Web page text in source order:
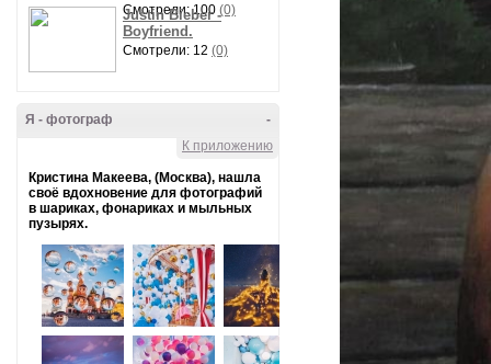
Смотрели: 100 (0)
Justin Bieber -
Boyfriend.
Смотрели: 12 (0)
-
Я - фотограф
К приложению
Кристина Макеева, (Москва), нашла
своё вдохновение для фотографий
в шариках, фонариках и мыльных
пузырях.